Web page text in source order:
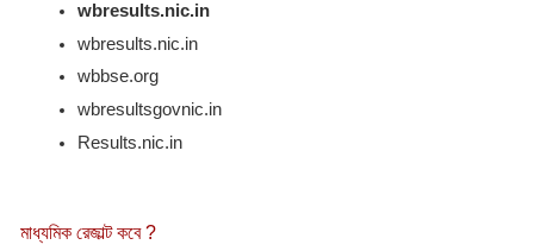
wbresults.nic.in
wbresults.nic.in
wbbse.org
wbresultsgovnic.in
Results.nic.in
মাধ্যমিক রেজাল্ট কবে ?